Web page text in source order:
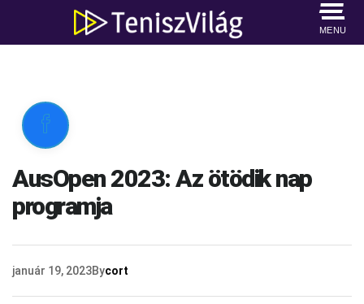
MENU

AusOpen 2023: Az ötödik nap
programja
január 19, 2023Bycort